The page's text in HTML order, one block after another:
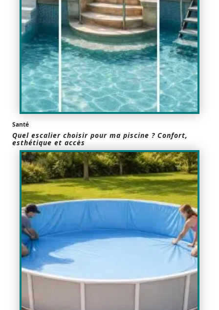
Santé
Quel escalier choisir pour ma piscine ? Confort,
esthétique et accès